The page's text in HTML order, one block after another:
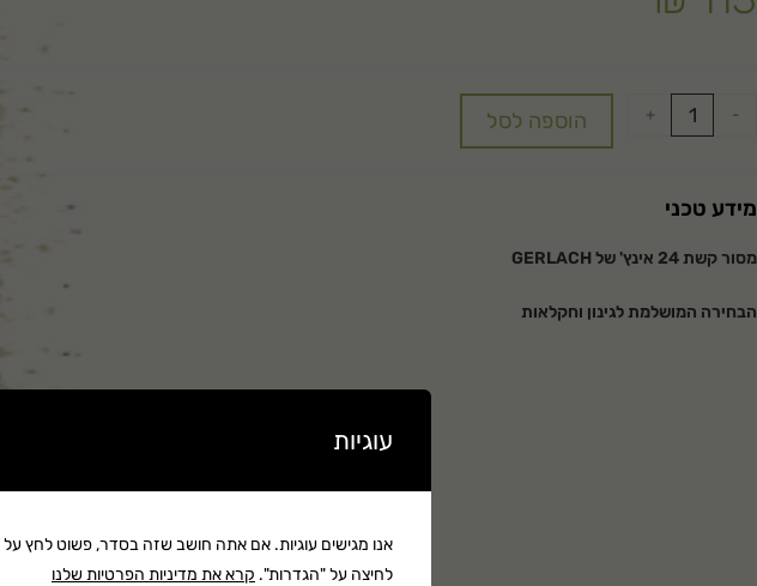
-
+ הוספה לסל
מידע טכני
מסור קשת 24 אינץ' של GERLACH
הבחירה המושלמת לגינון וחקלאות
מציע מסור קשת ארגונומי ואידיאלי לתחזוקת הגינה, ניסור וגיזום עצים, ושימושים
חותכות
בשני הכיוונים, מבטיחות חיתוך בטוח ומהיר ומפחיתות סתימת שיניים
מנגנון נעילה עם כיסוי אצבעות:
מנגנון
עוגיות
אנו מגישים עוגיות. אם אתה חושב שזה בסדר, פשוט לחץ על
לחיצה על "הגדרות". קרא את מדיניות הפרטיות שלנו